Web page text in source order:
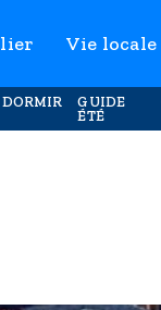
Vie locale
GUIDE
ÉTÉ